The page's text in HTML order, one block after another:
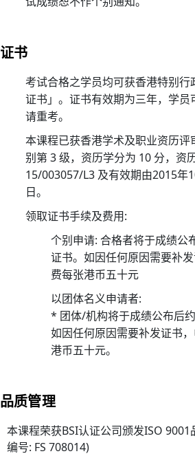
证书
考试合格之学员均可获香港特别
证书」。证书有效期为三年，学员
请重考。
本课程已获香港学术及职业资历评
别第 3 级，资历学分为 10 分，资
15/003057/L3 及有效期由2015年
日。
领取证书手续及费用:
个别申请: 合格者将于成绩公
证书。如因任何原因需要补
费每张港币五十元
以团体名义申请者:
* 团体/机构将于成绩公布后
如因任何原因需要补发证书
港币五十元。
品质管理
本课程荣获BSI认证公司颁发ISO
编号: FS 708014)